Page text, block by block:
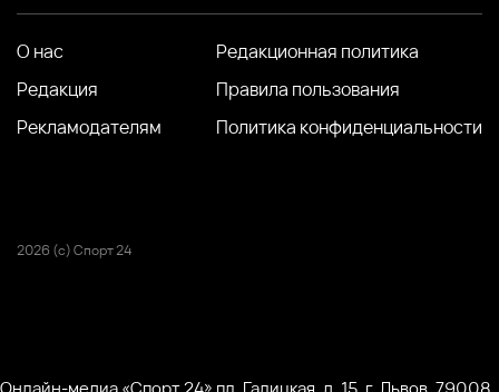
О нас
Редакция
Рекламодателям
Редакционная политика
Правила пользования
Политика конфиденциальности
2026 (с) Спорт 24